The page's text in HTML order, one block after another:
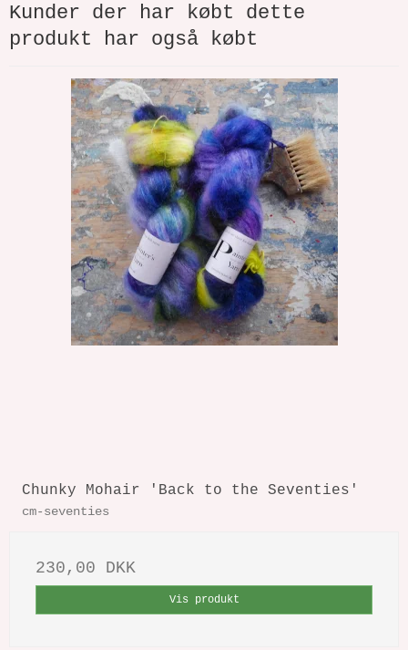
Kunder der har købt dette
produkt har også købt
Chunky Mohair 'Back to the Seventies'
cm-seventies
230,00 DKK
Vis produkt